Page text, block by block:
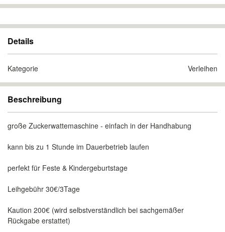
Details
Kategorie Verleihen
Beschreibung
große Zuckerwattemaschine - einfach in der Handhabung
kann bis zu 1 Stunde im Dauerbetrieb laufen
perfekt für Feste & Kindergeburtstage
Leihgebühr 30€/3Tage
Kaution 200€ (wird selbstverständlich bei sachgemäßer
Rückgabe erstattet)